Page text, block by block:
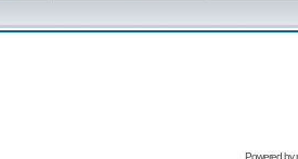
Powered by